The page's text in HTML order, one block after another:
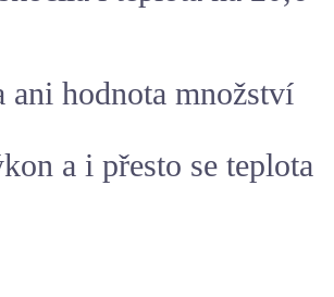
hodnota množství
a i přesto se teplota